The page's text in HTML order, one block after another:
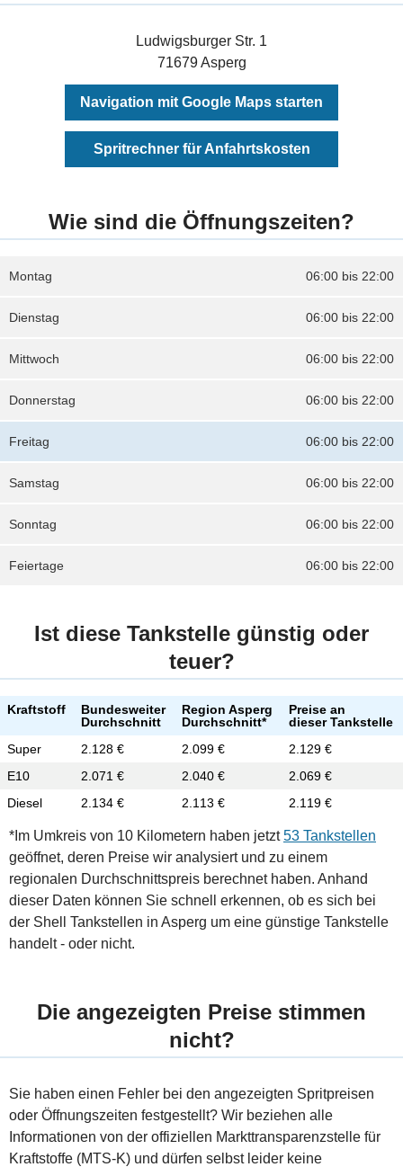
Ludwigsburger Str. 1
71679 Asperg
Navigation mit Google Maps starten
Spritrechner für Anfahrtskosten
Wie sind die Öffnungszeiten?
06:00 bis 22:00
Montag
06:00 bis 22:00
Dienstag
06:00 bis 22:00
Mittwoch
06:00 bis 22:00
Donnerstag
06:00 bis 22:00
Freitag
06:00 bis 22:00
Samstag
06:00 bis 22:00
Sonntag
06:00 bis 22:00
Feiertage
Ist diese Tankstelle günstig oder
teuer?
Kraftstoff
Bundesweiter
Durchschnitt
Region Asperg
Durchschnitt*
Preise an
dieser Tankstelle
Super
2.128 € 2.099 €
2.129 €
E10
2.071 € 2.040 €
2.069 €
Diesel
2.134 € 2.113 € 2.119 €
*Im Umkreis von 10 Kilometern haben jetzt53 Tankstellen
geöffnet, deren Preise wir analysiert und zu einem
regionalen Durchschnittspreis berechnet haben. Anhand
dieser Daten können Sie schnell erkennen, ob es sich bei
der Shell Tankstellen in Asperg um eine günstige Tankstelle
handelt - oder nicht.
Die angezeigten Preise stimmen
nicht?
Sie haben einen Fehler bei den angezeigten Spritpreisen
oder Öffnungszeiten festgestellt? Wir beziehen alle
Informationen von der offiziellen Markttransparenzstelle für
Kraftstoffe (MTS-K) und dürfen selbst leider keine